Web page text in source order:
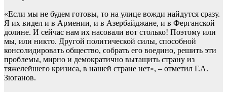
«Если мы не будем готовы, то на улице вожди найдутся сразу.
Я их видел и в Армении, и в Азербайджане, и в Ферганской
долине. И сейчас нам их насовали вот столько! Поэтому или
мы, или никто. Другой политической силы, способной
консолидировать общество, собрать его воедино, решить эти
проблемы, мирно и демократично вытащить страну из
тяжелейшего кризиса, в нашей стране нет», – отметил Г.А.
Зюганов.